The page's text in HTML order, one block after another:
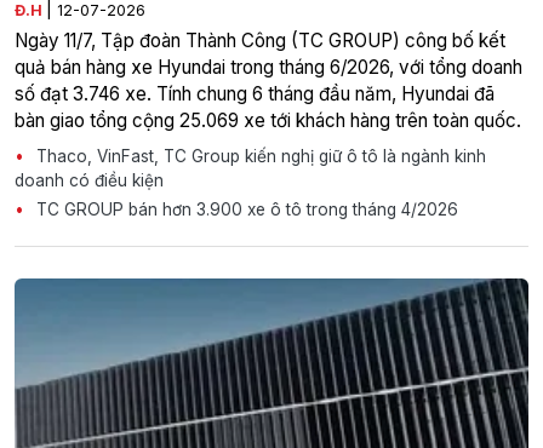
Đ.H 12-07-2026
Ngày 11/7, Tập đoàn Thành Công (TC GROUP) công bố kết
quả bán hàng xe Hyundai trong tháng 6/2026, với tổng doanh
số đạt 3.746 xe. Tính chung 6 tháng đầu năm, Hyundai đã
bàn giao tổng cộng 25.069 xe tới khách hàng trên toàn quốc.
Thaco, VinFast, TC Group kiến nghị giữ ô tô là ngành kinh
doanh có điều kiện
TC GROUP bán hơn 3.900 xe ô tô trong tháng 4/2026